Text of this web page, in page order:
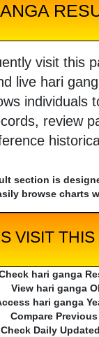
visit this
live hari
individuals
review
section is
browse charts
VISIT THIS
hari ganga
View hari ganga
hari ganga
Compare
Check Daily